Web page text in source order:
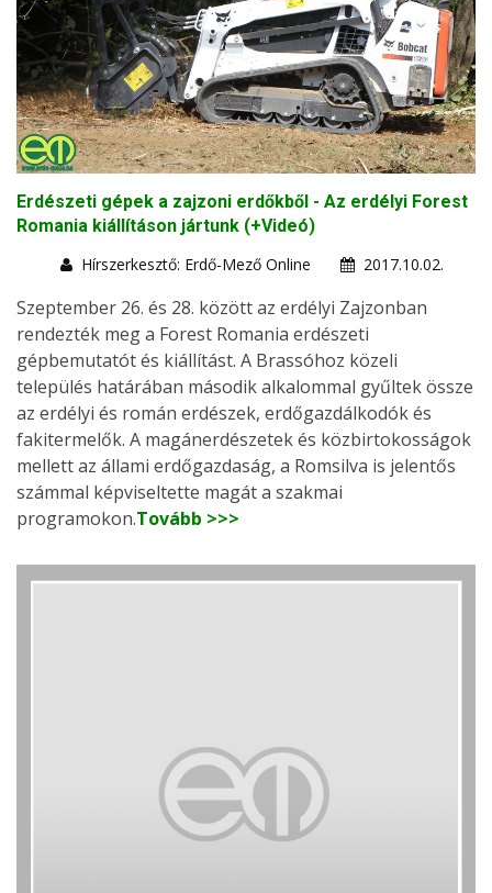
Erdészeti gépek a zajzoni erdőkből - Az erdélyi Forest
Romania kiállításon jártunk (+Videó)
Hírszerkesztő: Erdő-Mező Online
2017.10.02.
Szeptember 26. és 28. között az erdélyi Zajzonban
rendezték meg a Forest Romania erdészeti
gépbemutatót és kiállítást. A Brassóhoz közeli
település határában második alkalommal gyűltek össze
az erdélyi és román erdészek, erdőgazdálkodók és
fakitermelők. A magánerdészetek és közbirtokosságok
mellett az állami erdőgazdaság, a Romsilva is jelentős
számmal képviseltette magát a szakmai
programokon.Tovább >>>